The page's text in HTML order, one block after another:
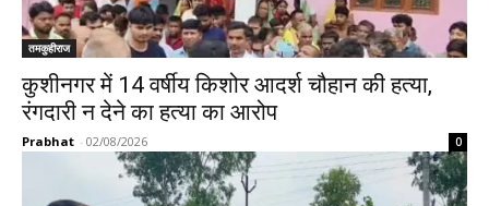
तमकुहीराज
कुशीनगर में 14 वर्षीय किशोर आदर्श चौहान की हत्या,
रंगदारी न देने का हत्या का आरोप
Prabhat - 02/08/2026 0